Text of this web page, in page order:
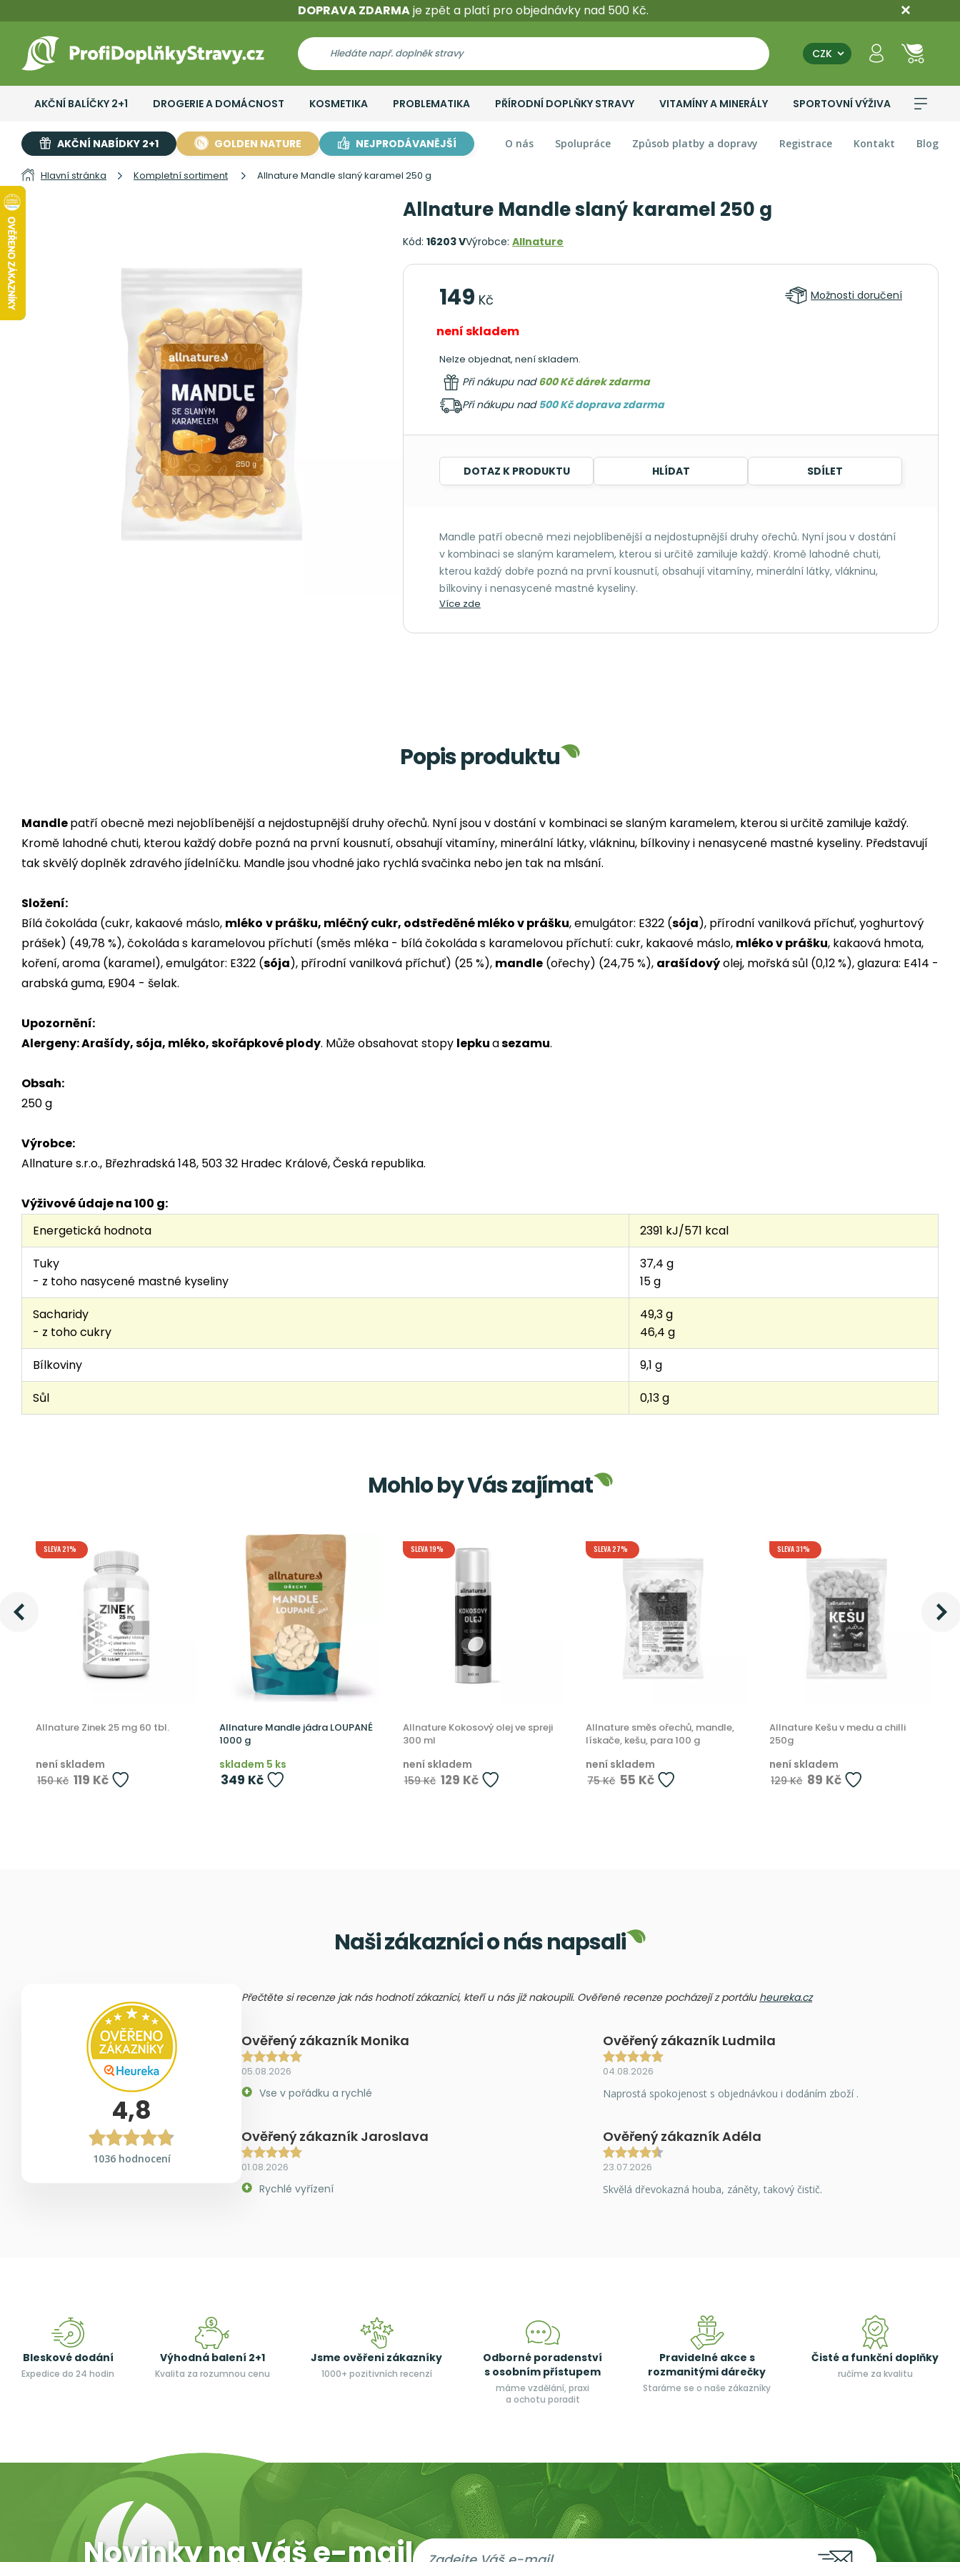
DOPRAVA ZDARMAje zpět a platí pro objednávky nad 500 Kč.
CZK
AKČNÍ BALÍČKY 2+1 DROGERIE A DOMÁCNOST KOSMETIKA PROBLEMATIKA PŘÍRODNÍ DOPLŇKY STRAVY VITAMÍNY A MINERÁLY SPORTOVNÍ VÝŽIVA
AKČNÍ NABÍDKY 2+1 GOLDEN NATURE NEJPRODÁVANĚJŠÍ O nás Spolupráce Způsob platby a dopravy Registrace Kontakt Blog
Hlavní stránka Kompletní sortiment Allnature Mandle slaný karamel 250 g
Allnature Mandle slaný karamel 250 g
Kód: 16203 VVýrobce: Allnature
149 Kč Možnosti doručení
není skladem
Nelze objednat, není skladem.
Při nákupu nad600 Kč dárek zdarma
Při nákupu nad 500 Kč doprava zdarma
DOTAZ K PRODUKTU HLÍDAT SDÍLET
Mandle patří obecně mezi nejoblíbenější a nejdostupnější druhy ořechů. Nyní jsou v dostání
v kombinaci se slaným karamelem, kterou si určitě zamiluje každý. Kromě lahodné chuti,
kterou každý dobře pozná na první kousnutí, obsahují vitamíny, minerální látky, vlákninu,
bílkoviny i nenasycené mastné kyseliny.
Více zde
Popis produktu
Mandlepatří obecně mezi nejoblíbenější a nejdostupnější druhy ořechů. Nyní jsou v dostání v kombinaci se slaným karamelem, kterou si určitě zamiluje každý.
Kromě lahodné chuti, kterou každý dobře pozná na první kousnutí, obsahují vitamíny, minerální látky, vlákninu, bílkoviny i nenasycené mastné kyseliny. Představují
tak skvělý doplněk zdravého jídelníčku. Mandle jsou vhodné jako rychlá svačinka nebo jen tak na mlsání.
Složení:
Bílá čokoláda (cukr, kakaové máslo, mléko v prášku, mléčný cukr, odstředěné mléko v prášku, emulgátor: E322 (sója), přírodní vanilková příchuť, yoghurtový
prášek) (49,78 %), čokoláda s karamelovou příchutí (směs mléka - bílá čokoláda s karamelovou příchutí: cukr, kakaové máslo, mléko v prášku, kakaová hmota,
koření, aroma (karamel), emulgátor: E322 (sója), přírodní vanilková příchuť) (25 %), mandle (ořechy) (24,75 %), arašídovýolej, mořská sůl (0,12 %), glazura: E414 -
arabská guma, E904 - šelak.
Upozornění:
Alergeny: Arašídy, sója, mléko, skořápkové plody. Může obsahovat stopy lepkuasezamu.
Obsah:
250 g
Výrobce:
Allnature s.r.o., Březhradská 148, 503 32 Hradec Králové, Česká republika.
Výživové údaje na 100 g:
Energetická hodnota
2391 kJ/571 kcal
Tuky
- z toho nasycené mastné kyseliny
37,4 g
15 g
Sacharidy
- z toho cukry
49,3 g
46,4 g
Bílkoviny
9,1 g
Sůl
0,13 g
Mohlo by Vás zajímat
SLEVA 21%
Allnature Zinek 25 mg 60 tbl.
není skladem
150 Kč 119 Kč
Allnature Mandle jádra LOUPANÉ
1000 g
skladem 5 ks
349 Kč
SLEVA 19%
Allnature Kokosový olej ve spreji
300 ml
není skladem
159 Kč 129 Kč
SLEVA 27%
Allnature směs ořechů, mandle,
lískače, kešu, para 100 g
není skladem
75 Kč 55 Kč
SLEVA 31%
Allnature Kešu v medu a chilli
250g
není skladem
129 Kč 89 Kč
Naši zákazníci o nás napsali
4,8
1036 hodnocení
Přečtěte si recenze jak nás hodnotí zákazníci, kteří u nás již nakoupili. Ověřené recenze pocházejí z portálu heureka.cz
Ověřený zákazník Monika
05.08.2026
Vse v pořádku a rychlé
Ověřený zákazník Ludmila
04.08.2026
Naprostá spokojenost s objednávkou i dodáním zboží .
Ověřený zákazník Jaroslava
01.08.2026
Rychlé vyřízení
Ověřený zákazník Adéla
23.07.2026
Skvělá dřevokazná houba, záněty, takový čistič.
Bleskové dodání
Expedice do 24 hodin
Výhodná balení 2+1
Kvalita za rozumnou cenu
Jsme ověřeni zákazníky
1000+ pozitivních recenzí
Odborné poradenství
s osobním přístupem
máme vzdělání, praxi
a ochotu poradit
Pravidelné akce s
rozmanitými dárečky
Staráme se o naše zákazníky
Čisté a funkční doplňky
ručíme za kvalitu
Novinky na Váš e-mail